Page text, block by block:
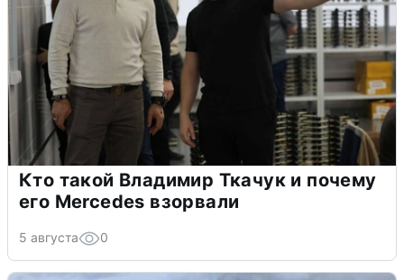
Кто такой Владимир Ткачук и почему
его Mercedes взорвали
5 августа 0